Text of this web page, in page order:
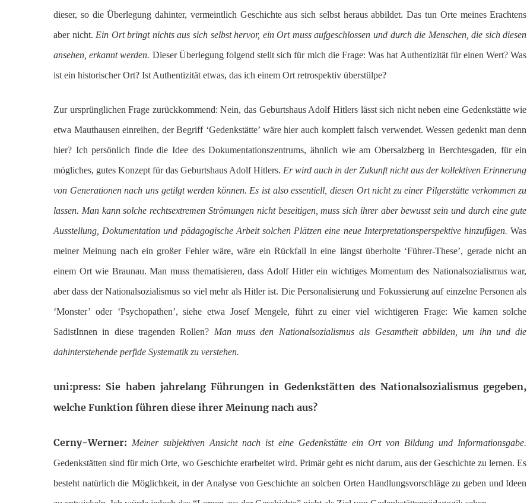
dieser, so die Überlegung dahinter, vermeintlich Geschichte aus sich selbst heraus abbildet. Das tun Orte meines Erachtens
aber nicht. Ein Ort bringt nichts aus sich selbst hervor, ein Ort muss aufgeschlossen und durch die Menschen, die sich diesen
ansehen, erkannt werden. Dieser Überlegung folgend stellt sich für mich die Frage: Was hat Authentizität für einen Wert? Was
ist ein historischer Ort? Ist Authentizität etwas, das ich einem Ort retrospektiv überstülpe?
Zur ursprünglichen Frage zurückkommend: Nein, das Geburtshaus Adolf Hitlers lässt sich nicht neben eine Gedenkstätte wie
etwa Mauthausen einreihen, der Begriff ‘Gedenkstätte’ wäre hier auch komplett falsch verwendet. Wessen gedenkt man denn
hier? Ich persönlich finde die Idee des Dokumentationszentrums, ähnlich wie am Obersalzberg in Berchtesgaden, für ein
mögliches, gutes Konzept für das Geburtshaus Adolf Hitlers. Er wird auch in der Zukunft nicht aus der kollektiven Erinnerung
von Generationen nach uns getilgt werden können. Es ist also essentiell, diesen Ort nicht zu einer Pilgerstätte verkommen zu
lassen. Man kann solche rechtsextremen Strömungen nicht beseitigen, muss sich ihrer aber bewusst sein und durch eine gute
Ausstellung, Dokumentation und pädagogische Arbeit solchen Plätzen eine neue Interpretationsperspektive hinzufügen.Was
meiner Meinung nach ein großer Fehler wäre, wäre ein Rückfall in eine längst überholte ‘Führer-These’, gerade nicht an
einem Ort wie Braunau. Man muss thematisieren, dass Adolf Hitler ein wichtiges Momentum des Nationalsozialismus war,
aber dass der Nationalsozialismus so viel mehr als Hitler ist. Die Personalisierung und Fokussierung auf einzelne Personen als
‘Monster’ oder ‘Psychopathen’, siehe etwa Josef Mengele, führt zu einer viel wichtigeren Frage: Wie kamen solche
SadistInnen in diese tragenden Rollen? Man muss den Nationalsozialismus als Gesamtheit abbilden, um ihn und die
dahinterstehende perfide Systematik zu verstehen.
uni:press: Sie haben jahrelang Führungen in Gedenkstätten des Nationalsozialismus gegeben,
welche Funktion führen diese ihrer Meinung nach aus?
Cerny-Werner: Meiner subjektiven Ansicht nach ist eine Gedenkstätte ein Ort von Bildung und Informationsgabe.
Gedenkstätten sind für mich Orte, wo Geschichte erarbeitet wird. Primär geht es nicht darum, aus der Geschichte zu lernen. Es
besteht natürlich die Möglichkeit, in der Analyse von Geschichte an solchen Orten Handlungsvorschläge zu geben und Ideen